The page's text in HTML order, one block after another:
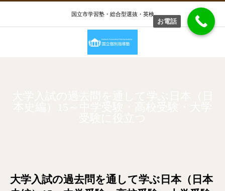
国立市学習塾・総合型選抜・英検
大学入試の過去問を通して学ぶ日本（日本
お電話